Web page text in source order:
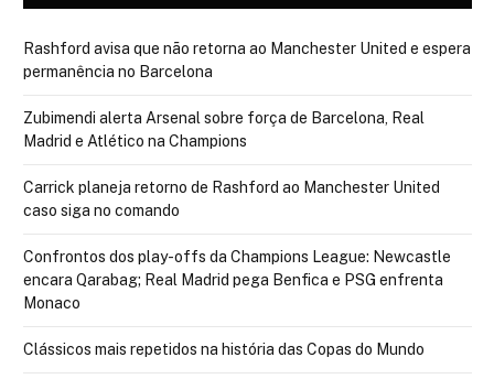
Rashford avisa que não retorna ao Manchester United e espera
permanência no Barcelona
Zubimendi alerta Arsenal sobre força de Barcelona, Real
Madrid e Atlético na Champions
Carrick planeja retorno de Rashford ao Manchester United
caso siga no comando
Confrontos dos play-offs da Champions League: Newcastle
encara Qarabag; Real Madrid pega Benfica e PSG enfrenta
Monaco
Clássicos mais repetidos na história das Copas do Mundo